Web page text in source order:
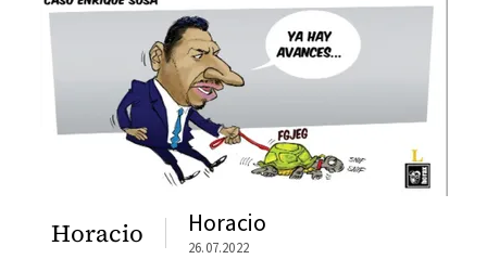
Horacio Horacio
26.07.2022